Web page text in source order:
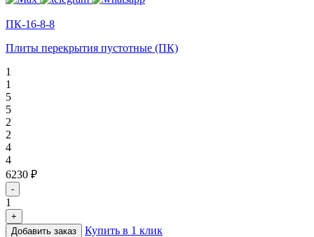
ПК-16-8-8
Плиты перекрытия пустотные (ПК)
1
1
5
5
2
2
4
4
6230 ₽
-
1
+
Добавить заказ
Купить в 1 клик